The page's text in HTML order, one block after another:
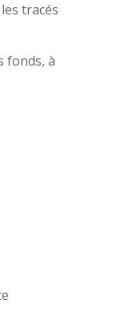
tracés
fonds, à